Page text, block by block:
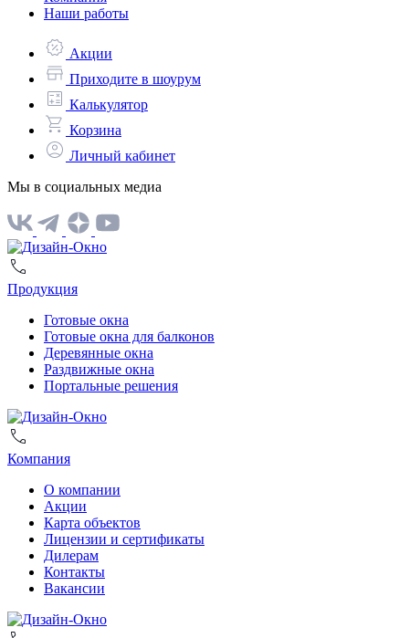
Наши работы
Акции
Приходите в шоурум
Калькулятор
Корзина
Личный кабинет
Мы в социальных медиа
Продукция
Готовые окна
Готовые окна для балконов
Деревянные окна
Раздвижные окна
Портальные решения
Компания
О компании
Акции
Карта объектов
Лицензии и сертификаты
Дилерам
Контакты
Вакансии